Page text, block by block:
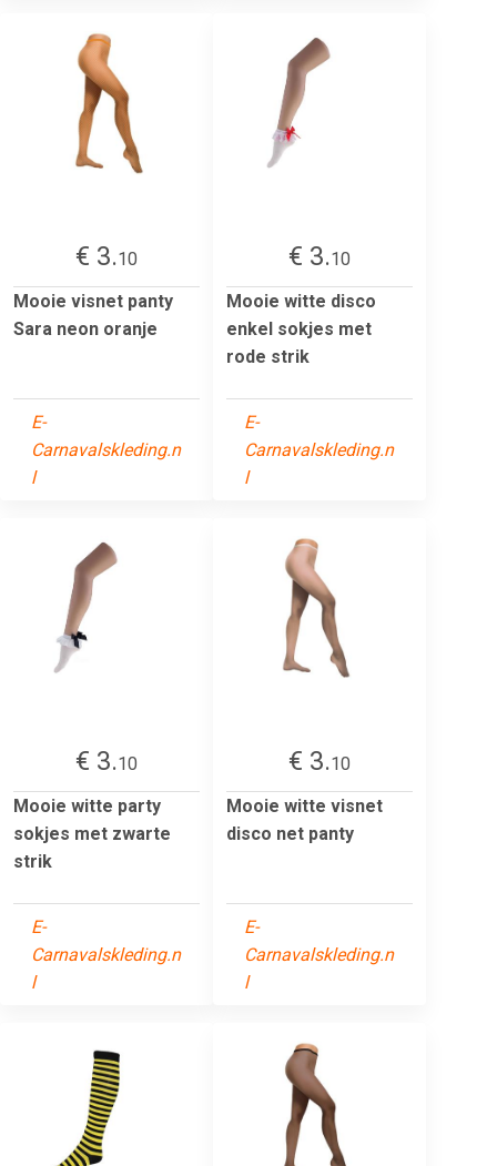
€ 3.10
Mooie visnet panty
Sara neon oranje
E-
Carnavalskleding.n
l
€ 3.10
Mooie witte disco
enkel sokjes met
rode strik
E-
Carnavalskleding.n
l
€ 3.10
Mooie witte party
sokjes met zwarte
strik
E-
Carnavalskleding.n
l
€ 3.10
Mooie witte visnet
disco net panty
E-
Carnavalskleding.n
l